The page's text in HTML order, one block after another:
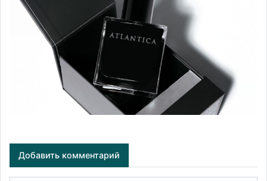
Добавить комментарий